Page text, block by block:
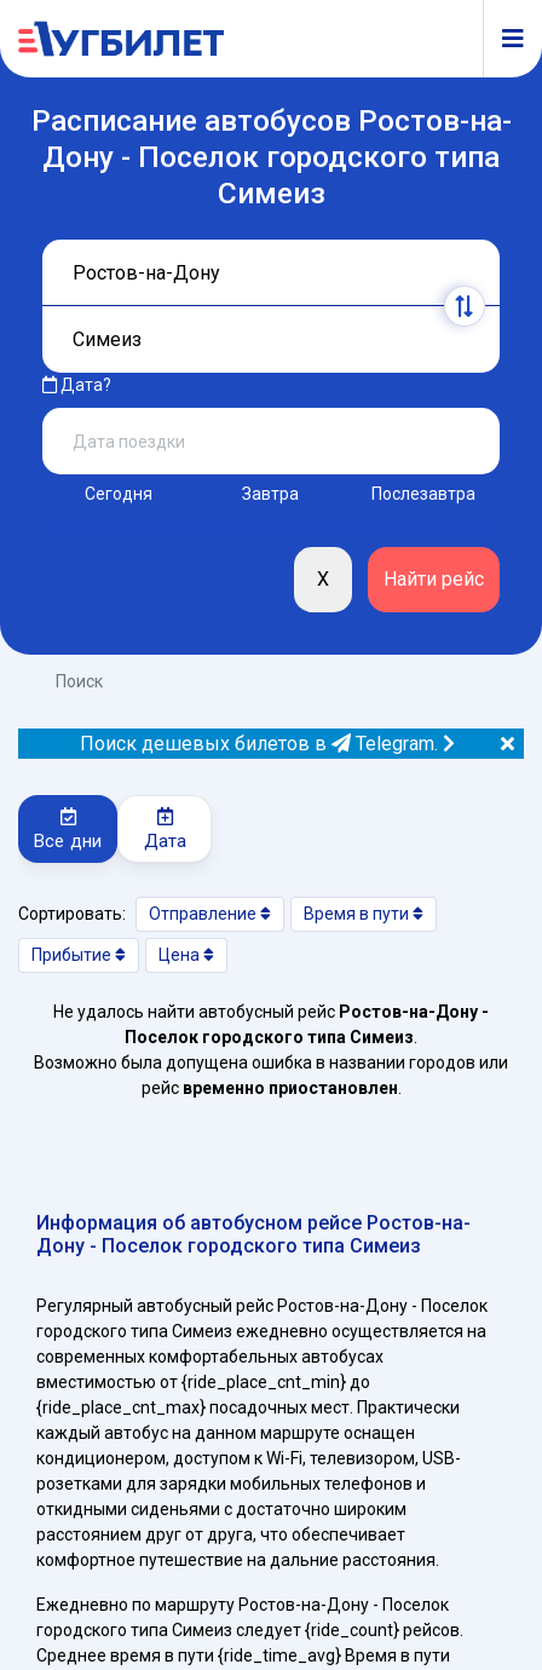
Расписание автобусов Ростов-на-
Дону - Поселок городского типа
Симеиз
Дата?
Сегодня Завтра Послезавтра
Поиск
Поиск дешевых билетов в Telegram.
Все дни Дата
Сортировать: Отправление Время в пути
Прибытие Цена
Не удалось найти автобусный рейс Ростов-на-Дону -
Поселок городского типа Симеиз
Возможно была допущена ошибка в названии городов или
рейс временно приостановлен
Информация об автобусном рейсе Ростов-на-
Дону - Поселок городского типа Симеиз
Регулярный автобусный рейс Ростов-на-Дону - Поселок
городского типа Симеиз ежедневно осуществляется на
современных комфортабельных автобусах
вместимостью от {ride_place_cnt_min} до
{ride_place_cnt_max} посадочных мест. Практически
каждый автобус на данном маршруте оснащен
кондиционером, доступом к Wi-Fi, телевизором, USB-
розетками для зарядки мобильных телефонов и
откидными сиденьями с достаточно широким
расстоянием друг от друга, что обеспечивает
комфортное путешествие на дальние расстояния.
Ежедневно по маршруту Ростов-на-Дону - Поселок
городского типа Симеиз следует {ride_count} рейсов.
Среднее время в пути {ride_time_avg} Время в пути